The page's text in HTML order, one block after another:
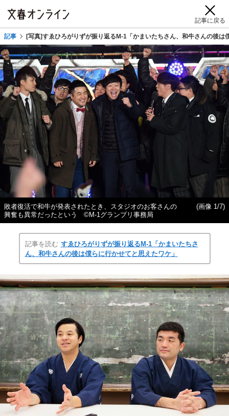
記事に戻る
記事 [写真]すゑひろがりずが振り返るM-1「かまいたちさん、和牛さんの後は
敗者復活で和牛が発表されたとき、スタジオのお客さんの
興奮も異常だったという ©M-1グランプリ事務局
(画像 1/7)
記事を読む すゑひろがりずが振り返るM-1「かまいたちさ
ん、和牛さんの後は僕らに行かせてと思えたワケ」